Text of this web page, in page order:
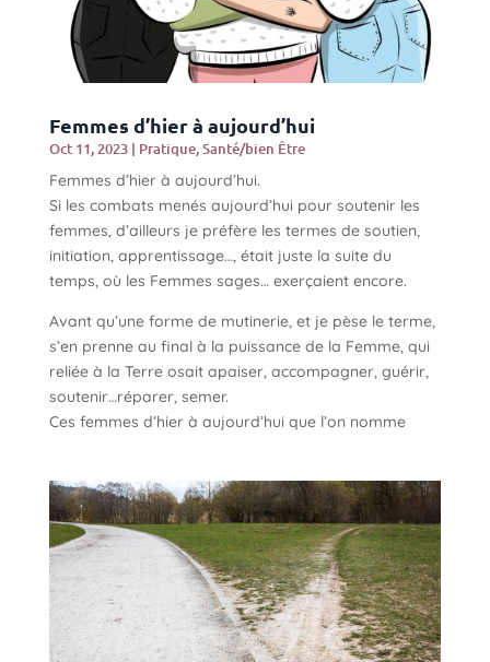
Femmes d’hier à aujourd’hui
Oct 11, 2023| Pratique,Santé/bien Être
Femmes d’hier à aujourd’hui.
Si les combats menés aujourd’hui pour soutenir les
femmes, d’ailleurs je préfère les termes de soutien,
initiation, apprentissage…, était juste la suite du
temps, où les Femmes sages… exerçaient encore.
Avant qu’une forme de mutinerie, et je pèse le terme,
s’en prenne au final à la puissance de la Femme, qui
reliée à la Terre osait apaiser, accompagner, guérir,
soutenir…réparer, semer.
Ces femmes d’hier à aujourd’hui que l’on nomme